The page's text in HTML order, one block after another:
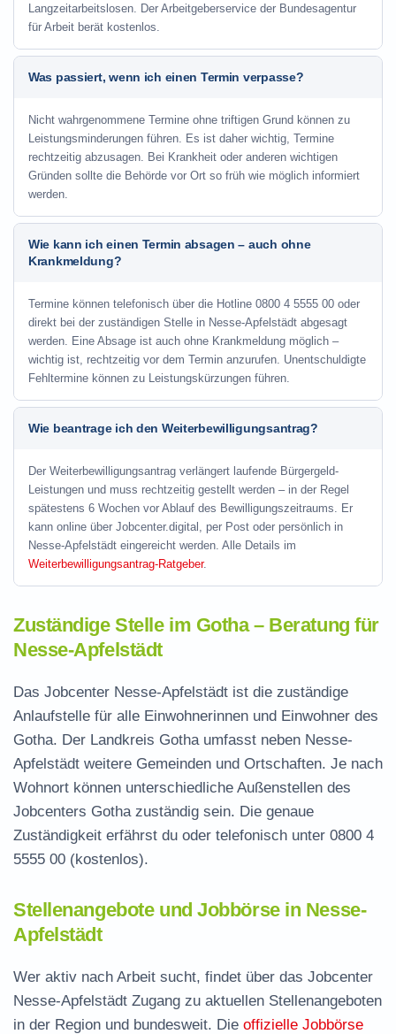
Langzeitarbeitslosen. Der Arbeitgeberservice der Bundesagentur
für Arbeit berät kostenlos.
Was passiert, wenn ich einen Termin verpasse?
Nicht wahrgenommene Termine ohne triftigen Grund können zu
Leistungsminderungen führen. Es ist daher wichtig, Termine
rechtzeitig abzusagen. Bei Krankheit oder anderen wichtigen
Gründen sollte die Behörde vor Ort so früh wie möglich informiert
werden.
Wie kann ich einen Termin absagen – auch ohne
Krankmeldung?
Termine können telefonisch über die Hotline 0800 4 5555 00 oder
direkt bei der zuständigen Stelle in Nesse-Apfelstädt abgesagt
werden. Eine Absage ist auch ohne Krankmeldung möglich –
wichtig ist, rechtzeitig vor dem Termin anzurufen. Unentschuldigte
Fehltermine können zu Leistungskürzungen führen.
Wie beantrage ich den Weiterbewilligungsantrag?
Der Weiterbewilligungsantrag verlängert laufende Bürgergeld-
Leistungen und muss rechtzeitig gestellt werden – in der Regel
spätestens 6 Wochen vor Ablauf des Bewilligungszeitraums. Er
kann online über Jobcenter.digital, per Post oder persönlich in
Nesse-Apfelstädt eingereicht werden. Alle Details im
Weiterbewilligungsantrag-Ratgeber.
Zuständige Stelle im Gotha – Beratung für
Nesse-Apfelstädt
Das Jobcenter Nesse-Apfelstädt ist die zuständige
Anlaufstelle für alle Einwohnerinnen und Einwohner des
Gotha. Der Landkreis Gotha umfasst neben Nesse-
Apfelstädt weitere Gemeinden und Ortschaften. Je nach
Wohnort können unterschiedliche Außenstellen des
Jobcenters Gotha zuständig sein. Die genaue
Zuständigkeit erfährst du oder telefonisch unter 0800 4
5555 00 (kostenlos).
Stellenangebote und Jobbörse in Nesse-
Apfelstädt
Wer aktiv nach Arbeit sucht, findet über das Jobcenter
Nesse-Apfelstädt Zugang zu aktuellen Stellenangeboten
in der Region und bundesweit. Die offizielle Jobbörse